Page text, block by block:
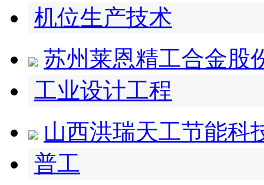
机位生产技术
苏州莱恩精工合金股
工业设计工程
山西洪瑞天工节能科
普工